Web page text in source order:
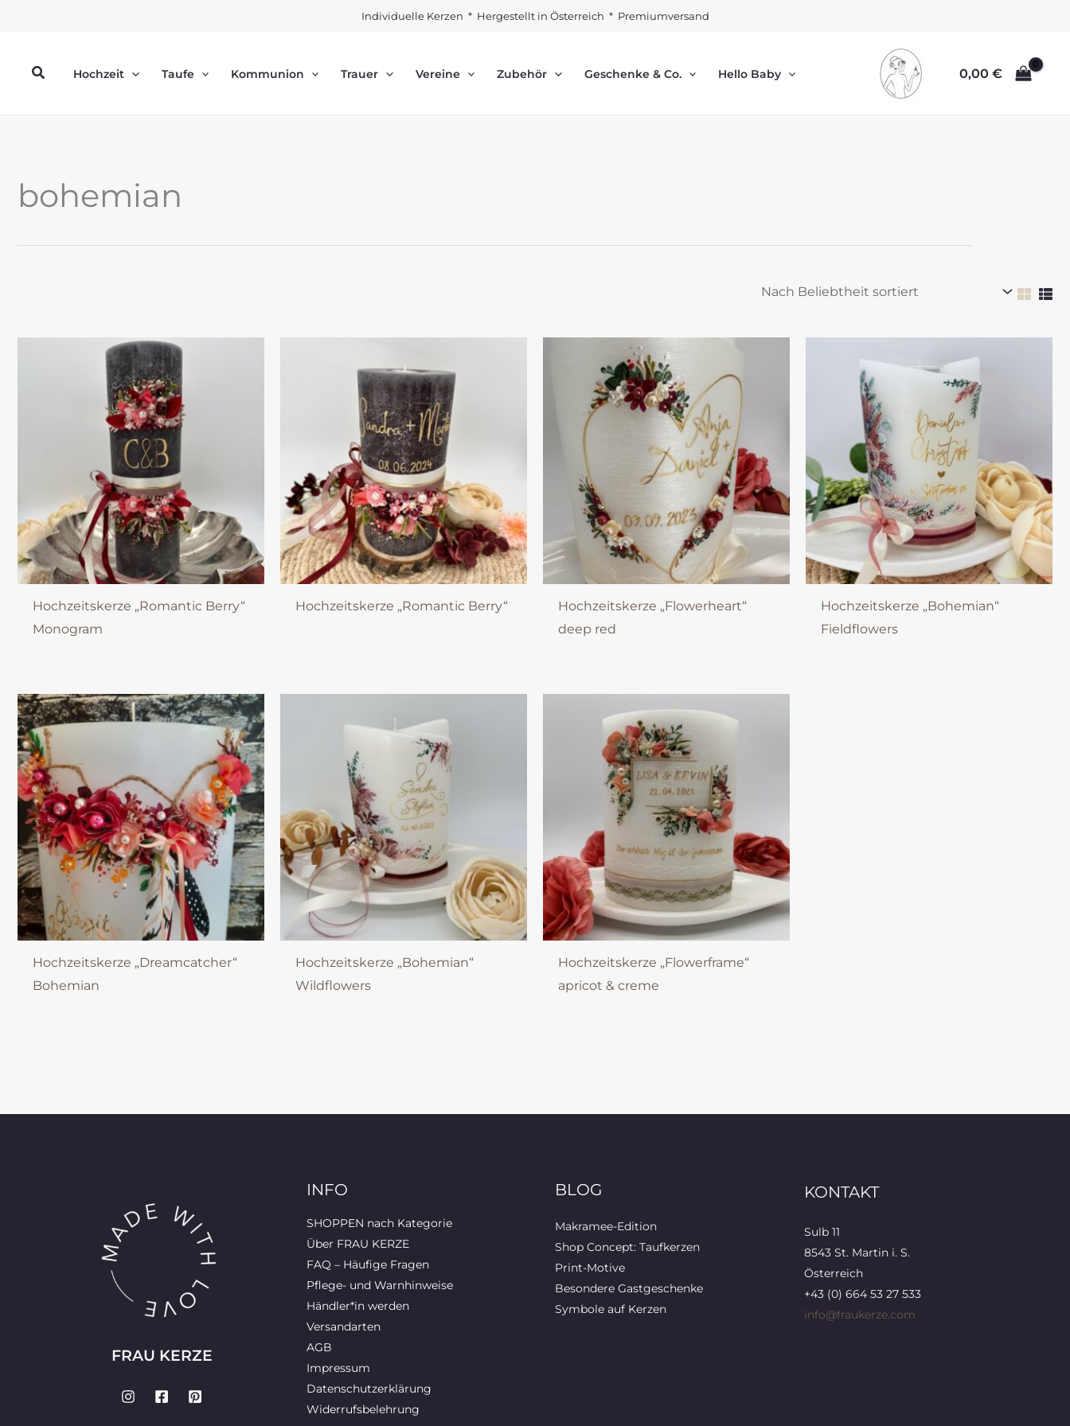
Individuelle Kerzen * Hergestellt in Österreich * Premiumversand
SuchenHochzeit Taufe Kommunion Trauer Vereine Zubehör Geschenke & Co. Hello Baby 0,00 €
bohemian
Hochzeitskerze „Romantic Berry“
Monogram
Hochzeitskerze „Romantic Berry“
Hochzeitskerze „Flowerheart“
deep red
Hochzeitskerze „Bohemian“
Fieldflowers
Hochzeitskerze „Dreamcatcher“
Bohemian
Hochzeitskerze „Bohemian“
Wildflowers
Hochzeitskerze „Flowerframe“
apricot & creme
FRAU KERZE
INFO
SHOPPEN nach Kategorie
Über FRAU KERZE
FAQ – Häufige Fragen
Pflege- und Warnhinweise
Händler*in werden
Versandarten
AGB
Impressum
Datenschutzerklärung
Widerrufsbelehrung
BLOG
Makramee-Edition
Shop Concept: Taufkerzen
Print-Motive
Besondere Gastgeschenke
Symbole auf Kerzen
KONTAKT
Sulb 11
8543 St. Martin i. S.
Österreich
+43 (0) 664 53 27 533
info@fraukerze.com